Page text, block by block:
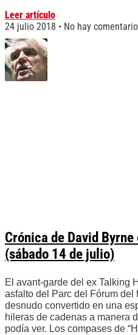
Leer artículo
24 julio 2018
No hay
Crónica de David
(sábado 14 de julio)
El avant-garde del ex Talking
asfalto del Parc del Fórum
desnudo convertido en una
hileras de cadenas a manera
podía ver. Los compases de